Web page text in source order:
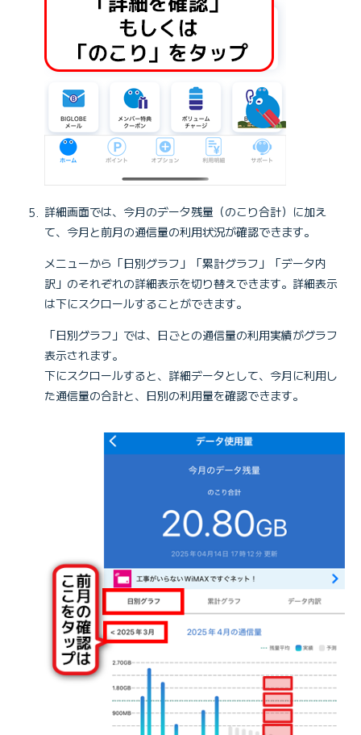
詳細画面では、今月のデータ残量（のこり合計）に加え
て、今月と前月の通信量の利用状況が確認できます。
メニューから「日別グラフ」「累計グラフ」「データ内
訳」のそれぞれの詳細表示を切り替えできます。詳細表示
は下にスクロールすることができます。
「日別グラフ」では、日ごとの通信量の利用実績がグラフ
表示されます。
下にスクロールすると、詳細データとして、今月に利用し
た通信量の合計と、日別の利用量を確認できます。